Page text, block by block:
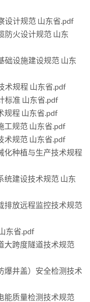
设计规范 山东省.pdf
防火设计规范 山东
础设施建设规范 山东
术规程 山东省.pdf
标准 山东省.pdf
规程 山东省.pdf
工规范 山东省.pdf
术规范 山东省.pdf
化种植与生产技术规程
统建设技术规范 山东
排放远程监控技术规范
东省.pdf
大跨度隧道技术规范
爆井盖）安全检测技术
能质量检测技术规范